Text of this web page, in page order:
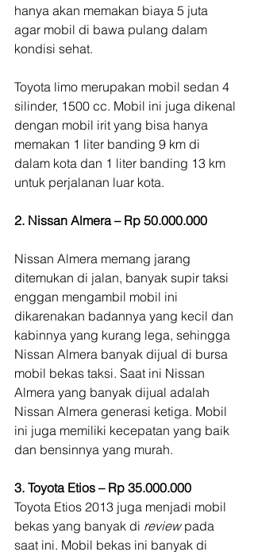
hanya akan memakan biaya 5 juta
agar mobil di bawa pulang dalam
kondisi sehat.
Toyota limo merupakan mobil sedan 4
silinder, 1500 cc. Mobil ini juga dikenal
dengan mobil irit yang bisa hanya
memakan 1 liter banding 9 km di
dalam kota dan 1 liter banding 13 km
untuk perjalanan luar kota.
2. Nissan Almera – Rp 50.000.000
Nissan Almera memang jarang
ditemukan di jalan, banyak supir taksi
enggan mengambil mobil ini
dikarenakan badannya yang kecil dan
kabinnya yang kurang lega, sehingga
Nissan Almera banyak dijual di bursa
mobil bekas taksi. Saat ini Nissan
Almera yang banyak dijual adalah
Nissan Almera generasi ketiga. Mobil
ini juga memiliki kecepatan yang baik
dan bensinnya yang murah.
3. Toyota Etios – Rp 35.000.000
Toyota Etios 2013 juga menjadi mobil
bekas yang banyak di review pada
saat ini. Mobil bekas ini banyak di